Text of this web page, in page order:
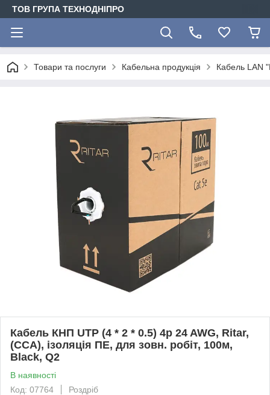
ТОВ ГРУПА ТЕХНОДНІПРО
Товари та послуги Кабельна продукція Кабель LAN
Кабель КНП UTP (4 * 2 * 0.5) 4p 24 AWG, Ritar,
(CCA), ізоляція ПЕ, для зовн. робіт, 100м,
Black, Q2
В наявності
Код: 07764
Роздріб